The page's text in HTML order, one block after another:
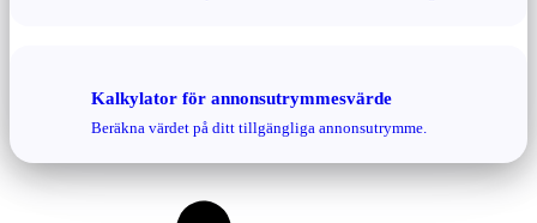
Kalkylator för annonsutrymmesvärde
Beräkna värdet på ditt tillgängliga annonsutrymme.